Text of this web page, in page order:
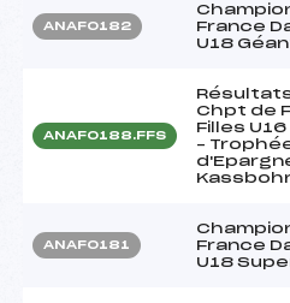
ANAF0182
France
U18
ANAF0188.FFS
Chpt de
Filles
–
ANAF0181
France
U18